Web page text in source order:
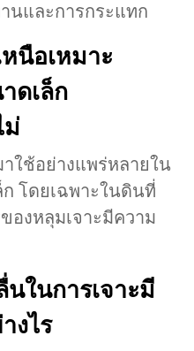
นและการกระแทก
นือเหมาะ
ดเล็ก
ม่
ใช้อย่างแพร่หลายใน
โดยเฉพาะในดินที่
องหลุมเจาะมีความ
ในการเจาะมี
งไร